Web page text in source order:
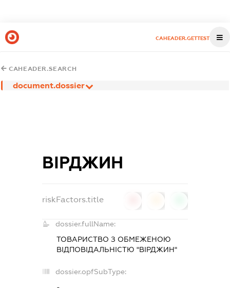
CAHEADER.GETTEST
CAHEADER.SEARCH
document.dossier
ВІРДЖИН
riskFactors.title
dossier.fullName:
ТОВАРИСТВО З ОБМЕЖЕНОЮ
ВІДПОВІДАЛЬНІСТЮ "ВІРДЖИН"
dossier.opfSubType: